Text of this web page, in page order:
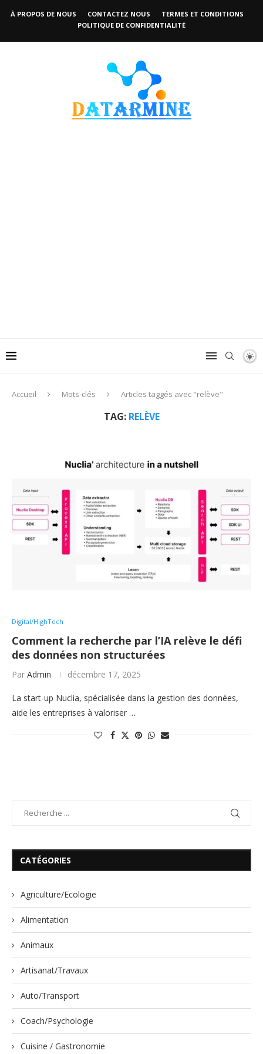
À PROPOS DE NOUS CONTACTEZ NOUS
TERMES ET CONDITIONS
POLITIQUE DE CONFIDENTIALITÉ
Accueil Mots-clés Articles taggés avec "relève"
TAG: RELÈVE
Digital/HighTech
Comment la recherche par l’IA relève le défi
des données non structurées
Par Admin décembre 17, 2025
La start-up Nuclia, spécialisée dans la gestion des données,
aide les entreprises à valoriser …
CATÉGORIES
Agriculture/Ecologie
Alimentation
Animaux
Artisanat/Travaux
Auto/Transport
Coach/Psychologie
Cuisine / Gastronomie